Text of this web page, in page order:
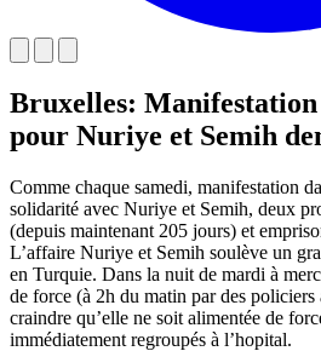
Bruxelles:
pour Nuriye et Semih
Comme chaque samedi, manifestation
solidarité avec Nuriye et Semih, deux
(depuis maintenant 205 jours) et
L’affaire Nuriye et Semih soulève un
en Turquie. Dans la nuit de mardi à
de force (à 2h du matin par des policiers
craindre qu’elle ne soit alimentée de
immédiatement regroupés à l’hopital.